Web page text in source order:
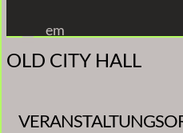
Inhalt
springen
em
OLD CITY HALL